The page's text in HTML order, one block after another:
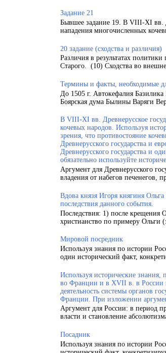
Задание 21
Бывшее задание 19. В VIII-XI вв.
нападения многочисленных
20 задание (сходства и различия)
Различия в результатах
Старого. (10) Сходства во
Термины и факты, необходимые
До 1505 г. Автокефалия
Боярская дума Былины Варяги
В VIII-XI вв. Древнерусское
кочевых народов. Используя
зрения, что противостояние
Древнерусского государства и
Древнерусского государства и
обязательно используйте
Аргумент для Древнерусского
владения от набегов печенегов,
Вдова князя Игоря княгиня
последствия данного события.
Последствия: 1) после крещения
христианство по примеру Ольги
Мировой посредник
Используя знания по истории
один исторический факт,
Используя исторические знания,
во Франции и в XVII в. в России
деятельность системы органов
Франции. При изложении
Аргумент для России: в период
власти и становление
Посадник
Используя знания по истории